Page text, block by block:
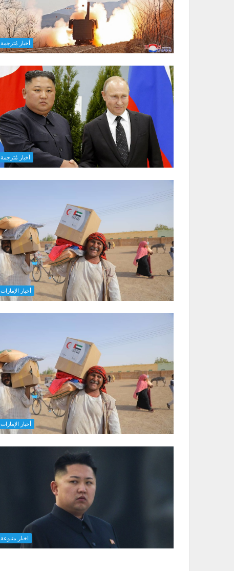
أخبار مُترجمة
أخبار مُترجمة
أخبار الإمارات
أخبار الإمارات
اخبار متنوعة